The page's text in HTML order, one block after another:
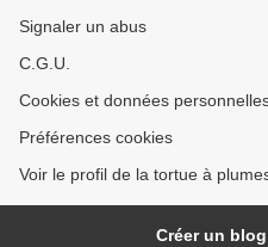
Signaler un abus
C.G.U.
Cookies et données
Préférences cookies
Voir le profil de la tortue à
Créer un